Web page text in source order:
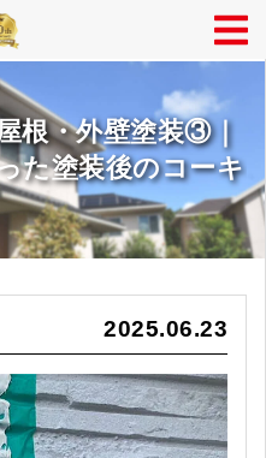
根・外壁塗装③｜
た塗装後のコーキ
2025.06.23